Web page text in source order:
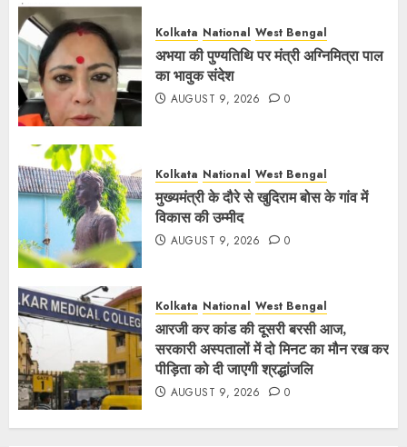
Kolkata National West Bengal
अभया की पुण्यतिथि पर मंत्री अग्निमित्रा पाल
का भावुक संदेश
AUGUST 9, 2026 0
Kolkata National West Bengal
मुख्यमंत्री के दौरे से खुदिराम बोस के गांव में
विकास की उम्मीद
AUGUST 9, 2026 0
Kolkata National West Bengal
आरजी कर कांड की दूसरी बरसी आज,
सरकारी अस्पतालों में दो मिनट का मौन रख कर
पीड़िता को दी जाएगी श्रद्धांजलि
AUGUST 9, 2026 0